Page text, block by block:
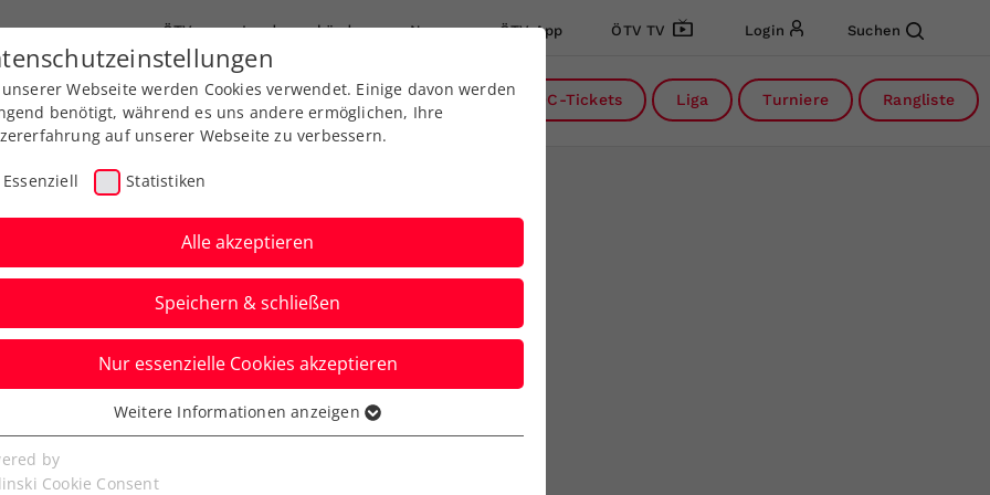
ÖTV Landesverbände News ÖTV App ÖTV TV Login Suchen
Ausbildung Services Über uns DC-Tickets Liga Turniere Rangliste
Fognini
im 1. Grand-
Webseite werden Cookies verwendet. Einige davon werden
benötigt, während es uns andere ermöglichen, Ihre
auf unserer Webseite zu verbessern.
Essenziell Statistiken
Alle akzeptieren
Speichern & schließen
Nur essenzielle Cookies akzeptieren
Cookies werden für grundlegende Funktionen der
benötigt. Dadurch ist gewährleistet, dass die Webseite
Weitere Informationen anzeigen
by
Cookie Consent